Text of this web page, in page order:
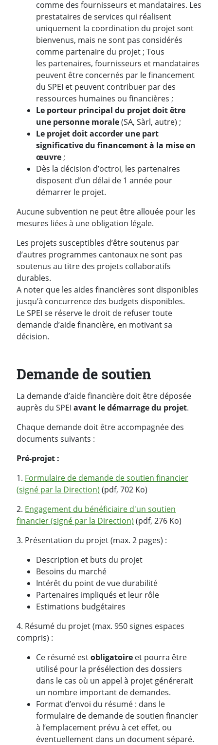
comme des fournisseurs et mandataires. Les
prestataires de services qui réalisent
uniquement la coordination du projet sont
bienvenus, mais ne sont pas considérés
comme partenaire du projet ; Tous
les partenaires, fournisseurs et mandataires
peuvent être concernés par le financement
du SPEI et peuvent contribuer par des
ressources humaines ou financières ;
Le porteur principal du projet doit être
une personne morale(SA, Sàrl, autre) ;
Le projet doit accorder une part
significative du financement à la mise en
œuvre ;
Dès la décision d’octroi, les partenaires
disposent d’un délai de 1 année pour
démarrer le projet.
Aucune subvention ne peut être allouée pour les
mesures liées à une obligation légale.
Les projets susceptibles d’être soutenus par
d’autres programmes cantonaux ne sont pas
soutenus au titre des projets collaboratifs
durables.
A noter que les aides financières sont disponibles
jusqu’à concurrence des budgets disponibles.
Le SPEI se réserve le droit de refuser toute
demande d’aide financière, en motivant sa
décision.
Demande de soutien
La demande d’aide financière doit être déposée
auprès du SPEI avant le démarrage du projet.
Chaque demande doit être accompagnée des
documents suivants :
Pré-projet :
1. Formulaire de demande de soutien financier
(signé par la Direction) (pdf, 702 Ko)
2. Engagement du bénéficiaire d'un soutien
financier (signé par la Direction) (pdf, 276 Ko)
3. Présentation du projet (max. 2 pages) :
Description et buts du projet
Besoins du marché
Intérêt du point de vue durabilité
Partenaires impliqués et leur rôle
Estimations budgétaires
4. Résumé du projet (max. 950 signes espaces
compris) :
Ce résumé estobligatoire et pourra être
utilisé pour la présélection des dossiers
dans le cas où un appel à projet générerait
un nombre important de demandes.
Format d’envoi du résumé : dans le
formulaire de demande de soutien financier
à l’emplacement prévu à cet effet, ou
éventuellement dans un document séparé.